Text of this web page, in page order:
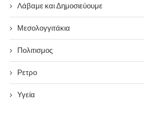
Λάβαμε και Δημοσιεύουμε
Μεσολογγιτάκια
Πολιτισμος
Ρετρο
Υγεία